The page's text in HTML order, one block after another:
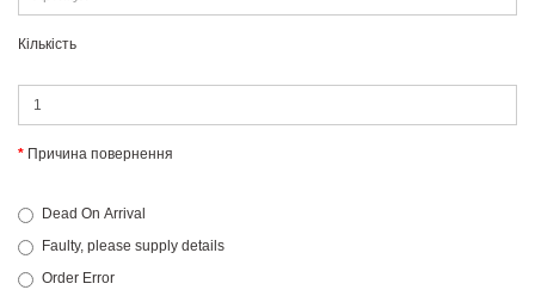
Кількість
Причина повернення
Dead On Arrival
Faulty, please supply details
Order Error